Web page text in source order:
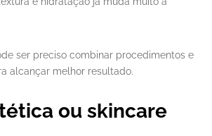
ser preciso combinar procedimentos e
alcançar melhor resultado.
ou skincare